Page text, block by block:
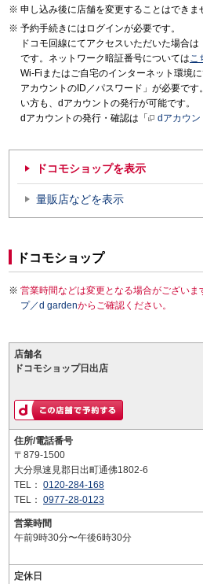
申し込み後に店舗を変更することはできま
予約手続きにはログインが必要です。
ドコモ回線にてアクセスいただいた場合
です。ネットワーク暗証番号についてはこ
Wi-Fiまたはご自宅のインターネット環境
アカウントのID／パスワード」が必要で
い方も、dアカウントの発行が可能です。
dアカウントの発行・確認は「
dアカウン
ドコモショップを表示
量販店などを表示
ドコモショップ
営業時間などは変更となる場合がございま
プ／d gardenからご確認ください。
店舗名
ドコモショップ日出店
住所/電話番号
〒879-1500
大分県速見郡日出町通佛1802-6
TEL： 0120-284-168
TEL： 0977-28-0123
営業時間
午前9時30分〜午後6時30分
定休日